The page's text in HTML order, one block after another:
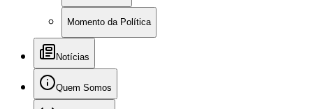
Momento da Política
Notícias
Quem Somos